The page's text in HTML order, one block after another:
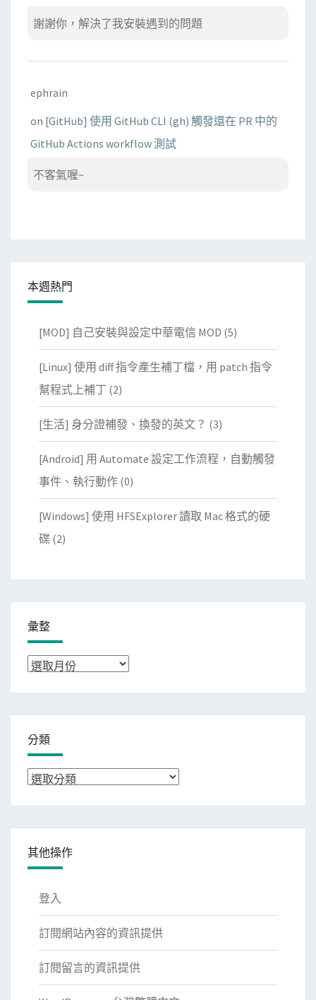
謝謝你，解決了我安裝遇到的問題
ephrain
on [GitHub] 使用 GitHub CLI (gh) 觸發還在 PR 中的
GitHub Actions workflow 測試
不客氣喔~
本週熱門
[MOD] 自己安裝與設定中華電信 MOD (5)
[Linux] 使用 diff 指令產生補丁檔，用 patch 指令
幫程式上補丁 (2)
[生活] 身分證補發、換發的英文？ (3)
[Android] 用 Automate 設定工作流程，自動觸發
事件、執行動作 (0)
[Windows] 使用 HFSExplorer 讀取 Mac 格式的硬
碟 (2)
彙整
彙
分類
分
其他操作
登入
訂閱網站內容的資訊提供
訂閱留言的資訊提供